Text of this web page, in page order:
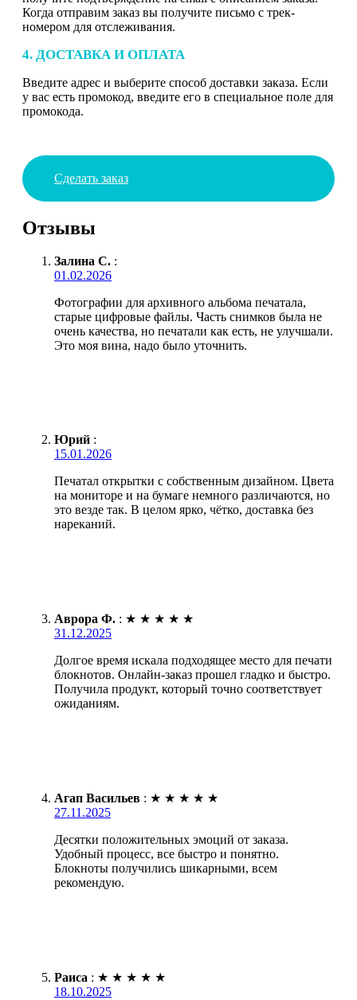
Когда отправим заказ вы получите письмо с трек-
номером для отслеживания.
4. ДОСТАВКА И ОПЛАТА
Введите адрес и выберите способ доставки заказа. Если
у вас есть промокод, введите его в специальное поле для
промокода.
Сделать заказ
Отзывы
Залина С. :
01.02.2026
Фотографии для архивного альбома печатала,
старые цифровые файлы. Часть снимков была не
очень качества, но печатали как есть, не улучшали.
Это моя вина, надо было уточнить.
Юрий :
15.01.2026
Печатал открытки с собственным дизайном. Цвета
на мониторе и на бумаге немного различаются, но
это везде так. В целом ярко, чётко, доставка без
нареканий.
Аврора Ф. : ★ ★ ★ ★ ★
31.12.2025
Долгое время искала подходящее место для печати
блокнотов. Онлайн-заказ прошел гладко и быстро.
Получила продукт, который точно соответствует
ожиданиям.
Агап Васильев : ★ ★ ★ ★ ★
27.11.2025
Десятки положительных эмоций от заказа.
Удобный процесс, все быстро и понятно.
Блокноты получились шикарными, всем
рекомендую.
Раиса : ★ ★ ★ ★ ★
18.10.2025